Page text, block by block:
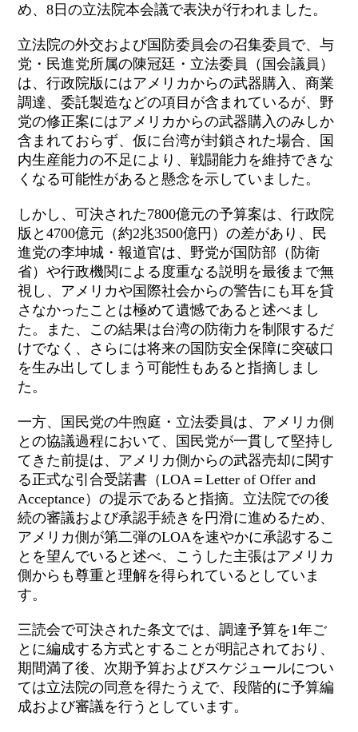
め、8日の立法院本会議で表決が行われました。
立法院の外交および国防委員会の召集委員で、与
党・民進党所属の陳冠廷・立法委員（国会議員）
は、行政院版にはアメリカからの武器購入、商業
調達、委託製造などの項目が含まれているが、野
党の修正案にはアメリカからの武器購入のみしか
含まれておらず、仮に台湾が封鎖された場合、国
内生産能力の不足により、戦闘能力を維持できな
くなる可能性があると懸念を示していました。
しかし、可決された7800億元の予算案は、行政院
版と4700億元（約2兆3500億円）の差があり、民
進党の李坤城・報道官は、野党が国防部（防衛
省）や行政機関による度重なる説明を最後まで無
視し、アメリカや国際社会からの警告にも耳を貸
さなかったことは極めて遺憾であると述べまし
た。また、この結果は台湾の防衛力を制限するだ
けでなく、さらには将来の国防安全保障に突破口
を生み出してしまう可能性もあると指摘しまし
た。
一方、国民党の牛煦庭・立法委員は、アメリカ側
との協議過程において、国民党が一貫して堅持し
てきた前提は、アメリカ側からの武器売却に関す
る正式な引合受諾書（LOA＝Letter of Offer and
Acceptance）の提示であると指摘。立法院での後
続の審議および承認手続きを円滑に進めるため、
アメリカ側が第二弾のLOAを速やかに承認するこ
とを望んでいると述べ、こうした主張はアメリカ
側からも尊重と理解を得られているとしていま
す。
三読会で可決された条文では、調達予算を1年ご
とに編成する方式とすることが明記されており、
期間満了後、次期予算およびスケジュールについ
ては立法院の同意を得たうえで、段階的に予算編
成および審議を行うとしています。